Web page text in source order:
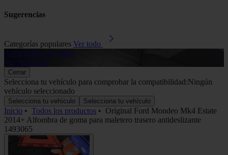
Sugerencias
Categorías populares Ver todo
Alfombrillas de goma
Ver productos
Cerrar
Selecciona tu vehículo para comprobar la compatibilidad:Ningún
vehículo seleccionado
Selecciona tu vehículo Selecciona tu vehículo
Inicio • Todos los productos • Original Ford Mondeo Mk4 Estate
2014+ Alfombra de goma para maletero trasero antideslizante
1493065